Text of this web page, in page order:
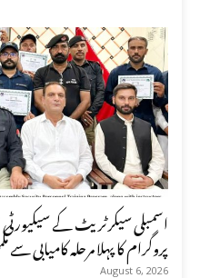
اسمبلی سیکرٹریٹ کے
پروگرام کا پہلا مرحلہ کامیابی سے
August 6, 2026